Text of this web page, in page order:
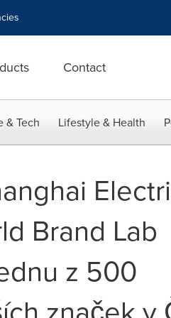
Contact
& Tech Lifestyle & Health
Brand Lab
z 500